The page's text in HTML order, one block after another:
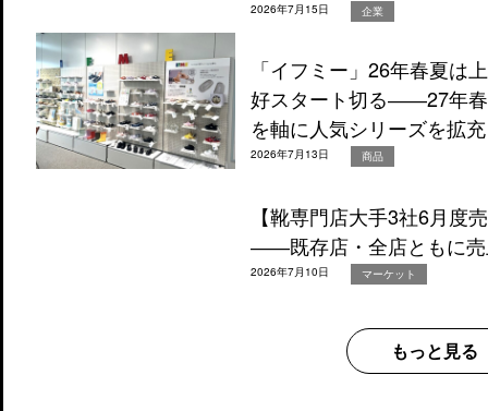
2026年7月15日 企業
「イフミー」26年春夏は
好スタート切る――27年
を軸に人気シリーズを拡充
2026年7月13日 商品
【靴専門店大手3社6月度
――既存店・全店ともに売
2026年7月10日 マーケット
もっと見る